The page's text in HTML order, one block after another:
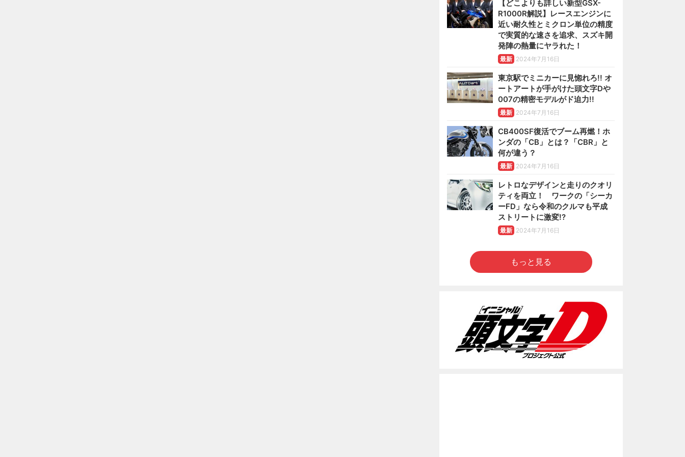
【どこよりも詳しい新型GSX-
R1000R解説】レースエンジンに
近い耐久性とミクロン単位の精度
で実質的な速さを追求、スズキ開
発陣の熱量にヤラれた！
最新 2024年7月16日
東京駅でミニカーに見惚れろ!! オ
ートアートが手がけた頭文字Dや
007の精密モデルがド迫力!!
最新 2024年7月16日
CB400SF復活でブーム再燃！ホ
ンダの「CB」とは？「CBR」と
何が違う？
最新 2024年7月16日
レトロなデザインと走りのクオリ
ティを両立！ ワークの「シーカ
ーFD」なら令和のクルマも平成
ストリートに激変!?
最新 2024年7月16日
もっと見る